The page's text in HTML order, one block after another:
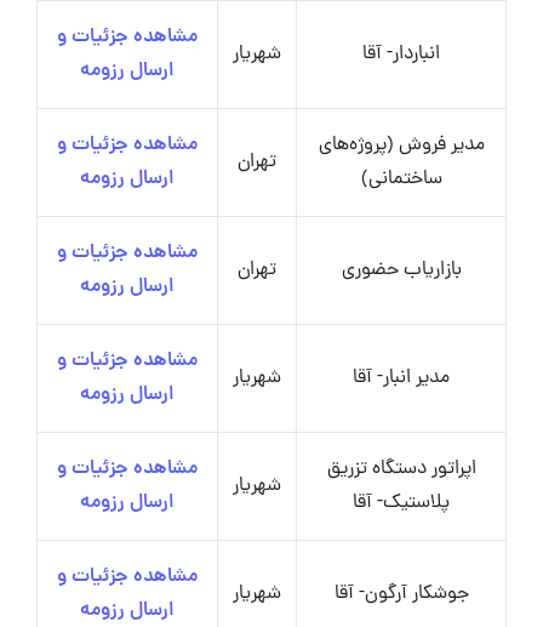
انباردار- آقا شهریار
مشاهده جزئیات و
ارسال رزومه
مدیر فروش (پروژه‌های
ساختمانی)
تهران
مشاهده جزئیات و
ارسال رزومه
بازاریاب حضوری تهران
مشاهده جزئیات و
ارسال رزومه
مدیر انبار- آقا شهریار
مشاهده جزئیات و
ارسال رزومه
اپراتور دستگاه تزریق
پلاستیک- آقا
شهریار
مشاهده جزئیات و
ارسال رزومه
جوشکار آرگون- آقا شهریار
مشاهده جزئیات و
ارسال رزومه